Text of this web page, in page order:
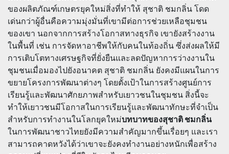
ของผลิตภัณฑ์เกษตรยุคใหม่สิ่งที่ทำให้ สุชาติ ชมกลิ่น โดด
เด่นกว่าผู้อื่นคือความมุ่งมั่นที่เขามีต่อการช่วยเหลือชุมชน
ของเขา นอกจากการสร้างโอกาสทางธุรกิจ เขายังสร้างงาน
ในพื้นที่ เช่น การจัดหาอาชีพให้กับคนในท้องถิ่น ซึ่งส่งผลให้มี
การเติบโตทางเศรษฐกิจที่ยั่งยืนและลดปัญหาการว่างงานใน
ชุมชนเมื่อมองไปยังอนาคต สุชาติ ชมกลิ่น ยังคงมีแผนในการ
ขยายโครงการพัฒนาต่างๆ โดยตั้งเป้าในการสร้างศูนย์การ
เรียนรู้และพัฒนาศักยภาพสำหรับเยาวชนในชุมชน สิ่งนี้จะ
ทำให้เยาวชนมีโอกาสในการเรียนรู้และพัฒนาทักษะที่จำเป็น
สำหรับการทำงานในโลกยุคใหม่บทบาทของสุชาติ ชมกลิ่น
ในการพัฒนาชาวไทยยังมีความสำคัญมากขึ้นเรื่อยๆ และเรา
สามารถคาดหวังได้ว่าเขาจะยังคงทำงานอย่างหนักเพื่อสร้าง